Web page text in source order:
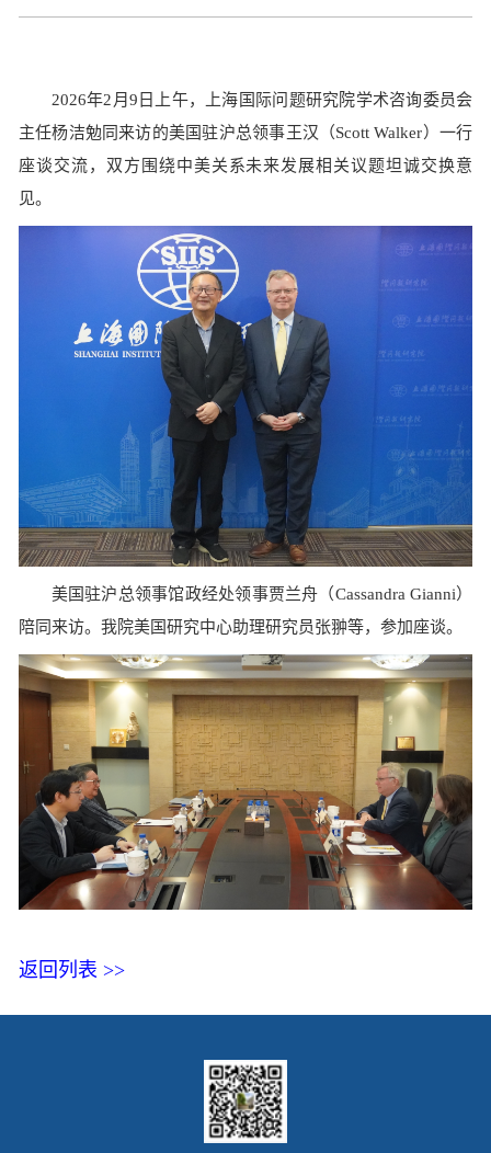
2026年2月9日上午，上海国际问题研究院学术咨询委员会
主任杨洁勉同来访的美国驻沪总领事王汉（Scott Walker）一行
座谈交流，双方围绕中美关系未来发展相关议题坦诚交换意
见。
美国驻沪总领事馆政经处领事贾兰舟（Cassandra Gianni）
陪同来访。我院美国研究中心助理研究员张翀等，参加座谈。
返回列表 >>